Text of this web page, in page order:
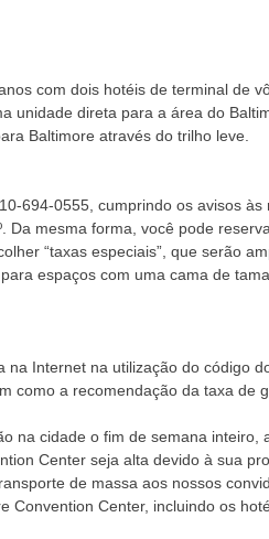
com dois hotéis de terminal de
unidade direta para a área do
Baltimore através do trilho leve.
694-0555, cumprindo os avisos
Da mesma forma, você pode
“taxas especiais”, que serão
espaços com uma cama de
na Internet na utilização do código
como a recomendação da taxa de
na cidade o fim de semana
Center seja alta devido à sua
de massa aos nossos
Convention Center, incluindo os